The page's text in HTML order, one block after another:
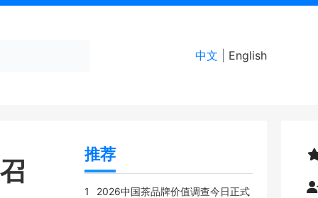
中文 English
推荐
1
2026中国茶品牌价值调查今日正式